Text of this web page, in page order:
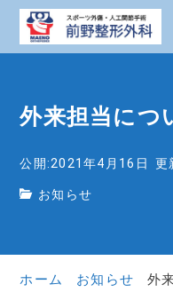
外来担当につ
公開:2021年4月16日 更
お知らせ
ホーム お知らせ 外